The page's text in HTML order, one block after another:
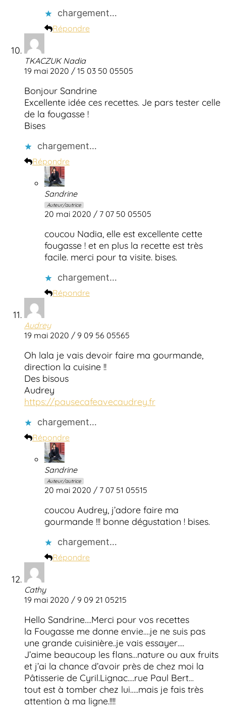
chargement…
Répondre
TKACZUK Nadia
19 mai 2020 / 15 03 50 05505
Bonjour Sandrine
Excellente idée ces recettes. Je pars tester celle
de la fougasse !
Bises
chargement…
Répondre
Sandrine
Auteur/autrice
20 mai 2020 / 7 07 50 05505
coucou Nadia, elle est excellente cette
fougasse ! et en plus la recette est très
facile. merci pour ta visite. bises.
chargement…
Répondre
Audrey
19 mai 2020 / 9 09 56 05565
Oh lala je vais devoir faire ma gourmande,
direction la cuisine !!
Des bisous
Audrey
https://pausecafeavecaudrey.fr
chargement…
Répondre
Sandrine
Auteur/autrice
20 mai 2020 / 7 07 51 05515
coucou Audrey, j’adore faire ma
gourmande !!! bonne dégustation ! bises.
chargement…
Répondre
Cathy
19 mai 2020 / 9 09 21 05215
Hello Sandrine….Merci pour vos recettes
la Fougasse me donne envie….je ne suis pas
une grande cuisinière..je vais essayer….
J’aime beaucoup les flans…nature ou aux fruits
et j’ai la chance d’avoir près de chez moi la
Pâtisserie de Cyril.Lignac….rue Paul Bert…
tout est à tomber chez lui…..mais je fais très
attention à ma ligne.!!!!